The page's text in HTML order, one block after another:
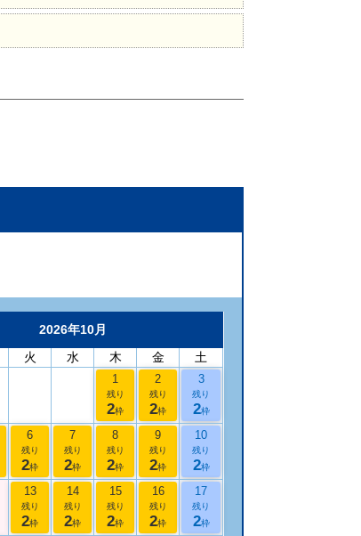
2026年10月
火 水 木 金 土
1
残り
2枠
2
残り
2枠
3
残り
2枠
6
残り
2枠
7
残り
2枠
8
残り
2枠
9
残り
2枠
10
残り
2枠
13
残り
2枠
14
残り
2枠
15
残り
2枠
16
残り
2枠
17
残り
2枠